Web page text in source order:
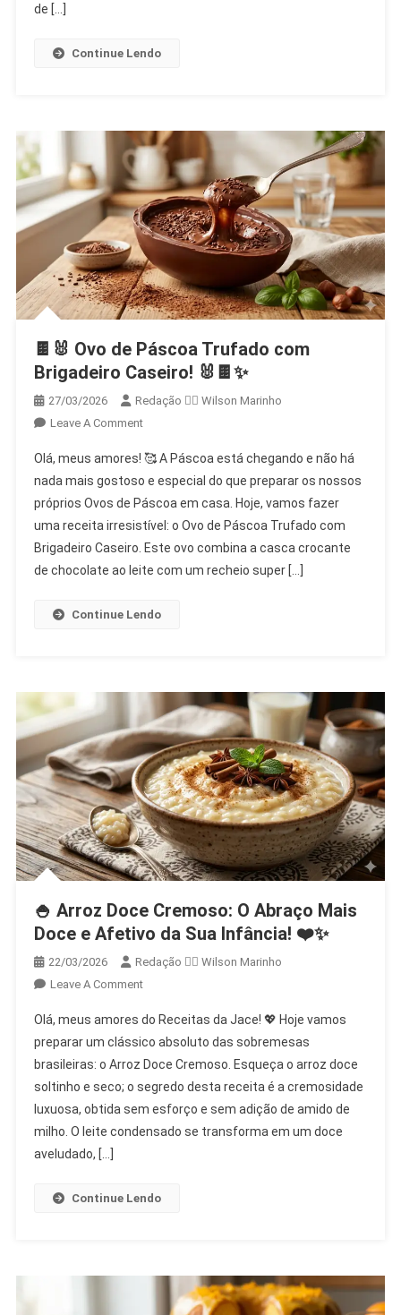
🥣
de […]
Continue Lendo
🍫🐰 Ovo de Páscoa Trufado com
Brigadeiro Caseiro! 🐰🍫✨
27/03/2026
Redação 👨‍⚖️​ Wilson Marinho
Leave A CommentOn
🐰
Ovo
De
Páscoa
Trufado
Com
Caseiro!
Olá, meus amores! 🥰 A Páscoa está chegando e não há
nada mais gostoso e especial do que preparar os nossos
próprios Ovos de Páscoa em casa. Hoje, vamos fazer
uma receita irresistível: o Ovo de Páscoa Trufado com
Brigadeiro Caseiro. Este ovo combina a casca crocante
de chocolate ao leite com um recheio super […]
Continue Lendo
🍚 Arroz Doce Cremoso: O Abraço Mais
Doce e Afetivo da Sua Infância! ❤️✨
22/03/2026
Redação 👨‍⚖️​ Wilson Marinho
Leave A CommentOn
Arroz
Doce
Cremoso:
O
Abraço
Mais
Olá, meus amores do Receitas da Jace! 💖 Hoje vamos
preparar um clássico absoluto das sobremesas
brasileiras: o Arroz Doce Cremoso. Esqueça o arroz doce
soltinho e seco; o segredo desta receita é a cremosidade
luxuosa, obtida sem esforço e sem adição de amido de
milho. O leite condensado se transforma em um doce
aveludado, […]
Continue Lendo